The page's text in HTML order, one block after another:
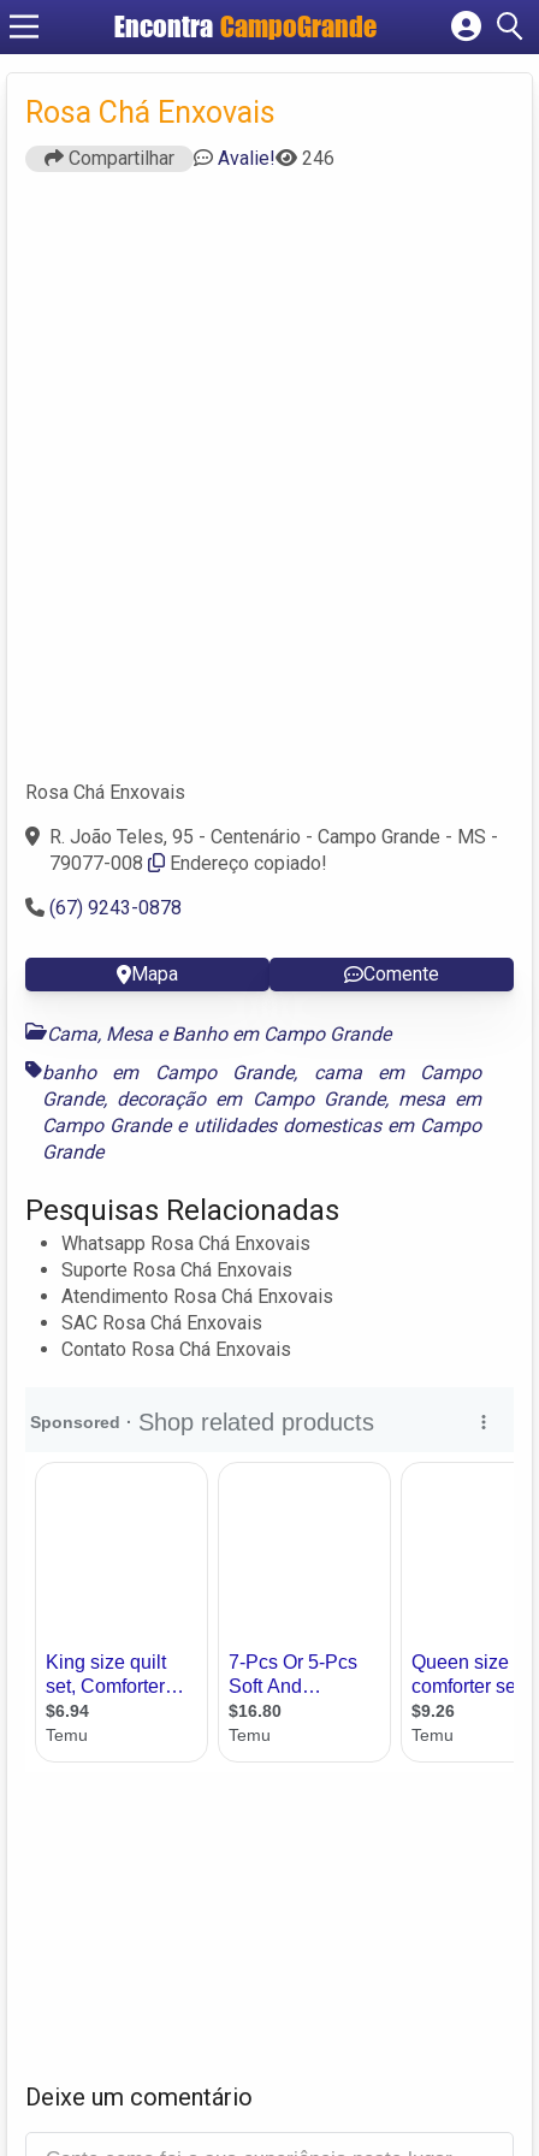
Encontra CampoGrande
Cadastrar empresa
Criar conta
Rosa Chá Enxovais
Compartilhar Avalie! 246
Rosa Chá Enxovais
R. João Teles, 95 - Centenário - Campo Grande - MS -
79077-008
Endereço copiado!
(67) 9243-0878
Mapa Comente
Cama, Mesa e Banho em Campo Grande
banho em Campo Grande, cama em Campo
Grande, decoração em Campo Grande, mesa em
Campo Grandee utilidades domesticas em Campo
Grande
Pesquisas Relacionadas
Whatsapp Rosa Chá Enxovais
Suporte Rosa Chá Enxovais
Atendimento Rosa Chá Enxovais
SAC Rosa Chá Enxovais
Contato Rosa Chá Enxovais
Deixe um comentário